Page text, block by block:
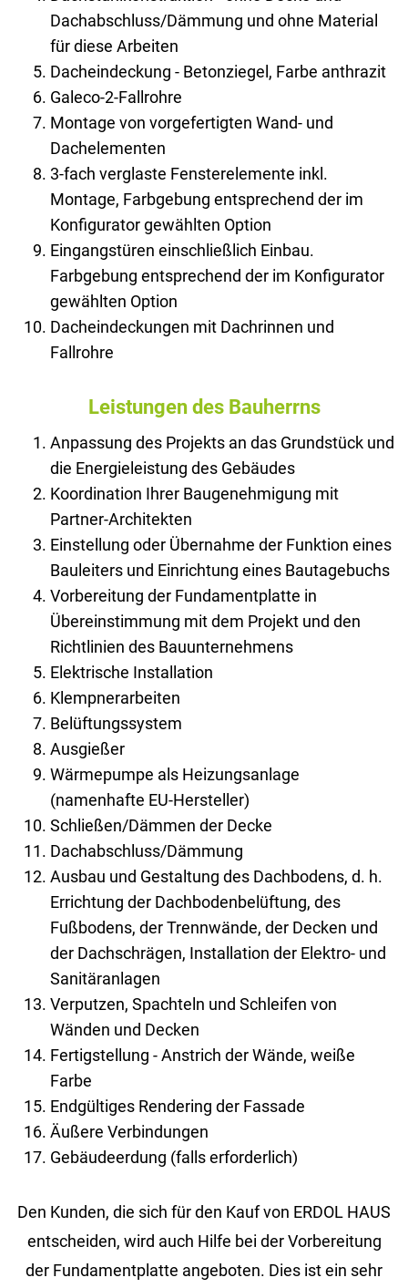
Dachabschluss/Dämmung und ohne Material
für diese Arbeiten
Dacheindeckung - Betonziegel, Farbe anthrazit
Galeco-2-Fallrohre
Montage von vorgefertigten Wand- und
Dachelementen
3-fach verglaste Fensterelemente inkl.
Montage, Farbgebung entsprechend der im
Konfigurator gewählten Option
Eingangstüren einschließlich Einbau.
Farbgebung entsprechend der im Konfigurator
gewählten Option
Dacheindeckungen mit Dachrinnen und
Fallrohre
Leistungen des Bauherrns
Anpassung des Projekts an das Grundstück und
die Energieleistung des Gebäudes
Koordination Ihrer Baugenehmigung mit
Partner-Architekten
Einstellung oder Übernahme der Funktion eines
Bauleiters und Einrichtung eines Bautagebuchs
Vorbereitung der Fundamentplatte in
Übereinstimmung mit dem Projekt und den
Richtlinien des Bauunternehmens
Elektrische Installation
Klempnerarbeiten
Belüftungssystem
Ausgießer
Wärmepumpe als Heizungsanlage
(namenhafte EU-Hersteller)
Schließen/Dämmen der Decke
Dachabschluss/Dämmung
Ausbau und Gestaltung des Dachbodens, d. h.
Errichtung der Dachbodenbelüftung, des
Fußbodens, der Trennwände, der Decken und
der Dachschrägen, Installation der Elektro- und
Sanitäranlagen
Verputzen, Spachteln und Schleifen von
Wänden und Decken
Fertigstellung - Anstrich der Wände, weiße
Farbe
Endgültiges Rendering der Fassade
Äußere Verbindungen
Gebäudeerdung (falls erforderlich)
Den Kun­den, die sich für den Kauf von ERDOL HAUS
ent­schei­den, wird auch Hilfe bei der Vor­be­rei­tung
der Fun­da­ment­plat­te an­ge­bo­ten. Dies ist ein sehr